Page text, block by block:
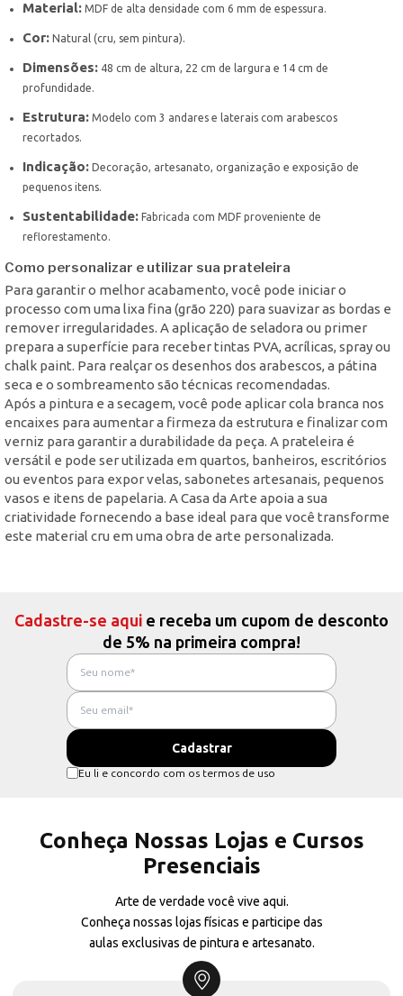
Material: MDF de alta densidade com 6 mm de espessura.
Cor: Natural (cru, sem pintura).
Dimensões: 48 cm de altura, 22 cm de largura e 14 cm de
profundidade.
Estrutura: Modelo com 3 andares e laterais com arabescos
recortados.
Indicação: Decoração, artesanato, organização e exposição de
pequenos itens.
Sustentabilidade: Fabricada com MDF proveniente de
reflorestamento.
Como personalizar e utilizar sua prateleira
Para garantir o melhor acabamento, você pode iniciar o
processo com uma lixa fina (grão 220) para suavizar as bordas e
remover irregularidades. A aplicação de seladora ou primer
prepara a superfície para receber tintas PVA, acrílicas, spray ou
chalk paint. Para realçar os desenhos dos arabescos, a pátina
seca e o sombreamento são técnicas recomendadas.
Após a pintura e a secagem, você pode aplicar cola branca nos
encaixes para aumentar a firmeza da estrutura e finalizar com
verniz para garantir a durabilidade da peça. A prateleira é
versátil e pode ser utilizada em quartos, banheiros, escritórios
ou eventos para expor velas, sabonetes artesanais, pequenos
vasos e itens de papelaria. A Casa da Arte apoia a sua
criatividade fornecendo a base ideal para que você transforme
este material cru em uma obra de arte personalizada.
Cadastre-se aqui e receba um cupom de desconto
de 5% na primeira compra!
Eu li e concordo com os termos de uso
Conheça Nossas Lojas e Cursos
Presenciais
Arte de verdade você vive aqui.
Conheça nossas lojas físicas e participe das
aulas exclusivas de pintura e artesanato.